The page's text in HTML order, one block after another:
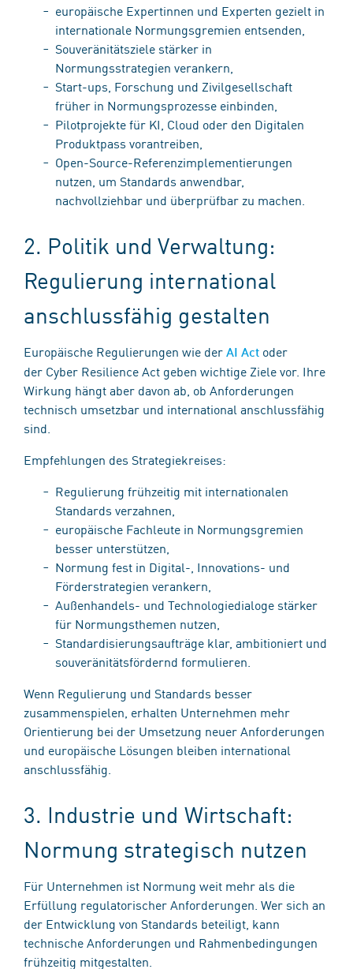
europäische Expertinnen und Experten gezielt in
internationale Normungsgremien entsenden,
Souveränitätsziele stärker in
Normungsstrategien verankern,
Start-ups, Forschung und Zivilgesellschaft
früher in Normungsprozesse einbinden,
Pilotprojekte für KI, Cloud oder den Digitalen
Produktpass vorantreiben,
Open-Source-Referenzimplementierungen
nutzen, um Standards anwendbar,
nachvollziehbar und überprüfbar zu machen.
2. Politik und Verwaltung:
Regulierung international
anschlussfähig gestalten
Europäische Regulierungen wie der AI Act oder
der Cyber Resilience Act geben wichtige Ziele vor. Ihre
Wirkung hängt aber davon ab, ob Anforderungen
technisch umsetzbar und international anschlussfähig
sind.
Empfehlungen des Strategiekreises:
Regulierung frühzeitig mit internationalen
Standards verzahnen,
europäische Fachleute in Normungsgremien
besser unterstützen,
Normung fest in Digital-, Innovations- und
Förderstrategien verankern,
Außenhandels- und Technologiedialoge stärker
für Normungsthemen nutzen,
Standardisierungsaufträge klar, ambitioniert und
souveränitätsfördernd formulieren.
Wenn Regulierung und Standards besser
zusammenspielen, erhalten Unternehmen mehr
Orientierung bei der Umsetzung neuer Anforderungen
und europäische Lösungen bleiben international
anschlussfähig.
3. Industrie und Wirtschaft:
Normung strategisch nutzen
Für Unternehmen ist Normung weit mehr als die
Erfüllung regulatorischer Anforderungen. Wer sich an
der Entwicklung von Standards beteiligt, kann
technische Anforderungen und Rahmenbedingungen
frühzeitig mitgestalten.